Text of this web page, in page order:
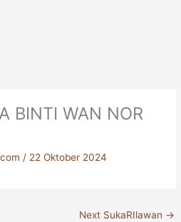
BINTI WAN NOR
/ 22 Oktober 2024
Next SukaRIlawan →